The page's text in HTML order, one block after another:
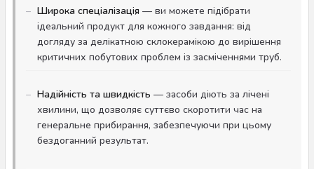
Широка спеціалізація — ви можете підібрати
ідеальний продукт для кожного завдання: від
догляду за делікатною склокерамікою до вирішення
критичних побутових проблем із засміченнями труб.
Надійність та швидкість — засоби діють за лічені
хвилини, що дозволяє суттєво скоротити час на
генеральне прибирання, забезпечуючи при цьому
бездоганний результат.